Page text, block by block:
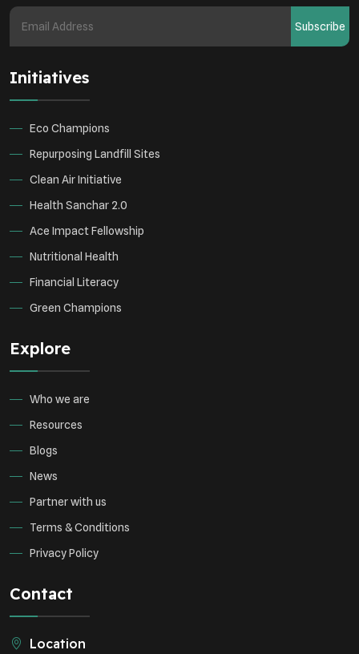
Subscribe
Initiatives
Eco Champions
Repurposing Landfill Sites
Clean Air Initiative
Health Sanchar 2.0
Ace Impact Fellowship
Nutritional Health
Financial Literacy
Green Champions
Explore
Who we are
Resources
Blogs
News
Partner with us
Terms & Conditions
Privacy Policy
Contact
Location